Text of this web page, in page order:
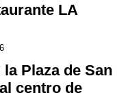
LA
Plaza de San
centro de